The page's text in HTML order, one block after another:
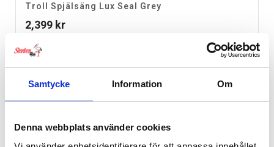
Samtycke Information Om
Denna webbplats använder cookies
Troll Spjälsäng Lux Seal Grey
2,399 kr